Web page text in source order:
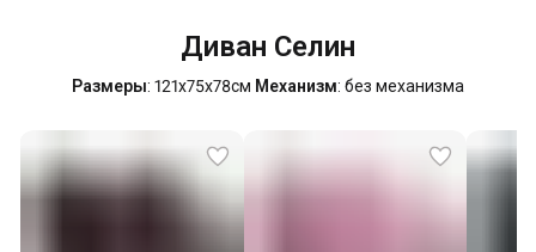
Диван Селин
Размеры: 121х75х78см Механизм: без механизма